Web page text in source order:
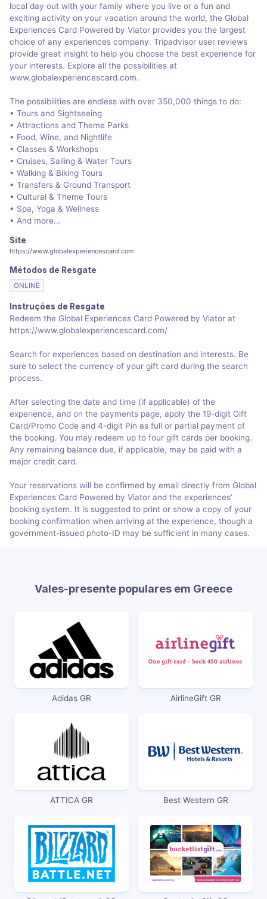
local day out with your family where you live or a fun and
exciting activity on your vacation around the world, the Global
Experiences Card Powered by Viator provides you the largest
choice of any experiences company. Tripadvisor user reviews
provide great insight to help you choose the best experience for
your interests. Explore all the possibilities at
www.globalexperiencescard.com.
The possibilities are endless with over 350,000 things to do:
• Tours and Sightseeing
• Attractions and Theme Parks
• Food, Wine, and Nightlife
• Classes & Workshops
• Cruises, Sailing & Water Tours
• Walking & Biking Tours
• Transfers & Ground Transport
• Cultural & Theme Tours
• Spa, Yoga & Wellness
• And more…
Site
https://www.globalexperiencescard.com
Métodos de Resgate
ONLINE
Instruções de Resgate
Redeem the Global Experiences Card Powered by Viator at
https://www.globalexperiencescard.com/
Search for experiences based on destination and interests. Be
sure to select the currency of your gift card during the search
process.
After selecting the date and time (if applicable) of the
experience, and on the payments page, apply the 19-digit Gift
Card/Promo Code and 4-digit Pin as full or partial payment of
the booking. You may redeem up to four gift cards per booking.
Any remaining balance due, if applicable, may be paid with a
major credit card.
Your reservations will be confirmed by email directly from Global
Experiences Card Powered by Viator and the experiences’
booking system. It is suggested to print or show a copy of your
booking confirmation when arriving at the experience, though a
government-issued photo-ID may be sufficient in many cases.
Vales-presente populares em Greece
Adidas GR AirlineGift GR
ATTICA GR Best Western GR